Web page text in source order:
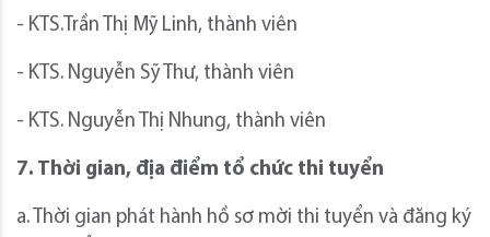
- KTS.Trần Thị Mỹ Linh, thành viên
- KTS. Nguyễn Sỹ Thư, thành viên
- KTS. Nguyễn Thị Nhung, thành viên
7. Thời gian, địa điểm tổ chức thi tuyển
a. Thời gian phát hành hồ sơ mời thi tuyển và đăng ký